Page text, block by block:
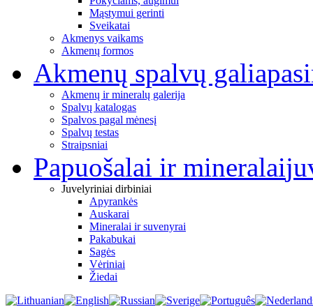
Mąstymui gerinti
Sveikatai
Akmenys vaikams
Akmenų formos
Akmenų spalvų galia
Akmenų ir mineralų galerija
Spalvų katalogas
Spalvos pagal mėnesį
Spalvų testas
Straipsniai
Papuošalai ir mineralai
Juvelyriniai dirbiniai
Apyrankės
Auskarai
Mineralai ir suvenyrai
Pakabukai
Sagės
Vėriniai
Žiedai